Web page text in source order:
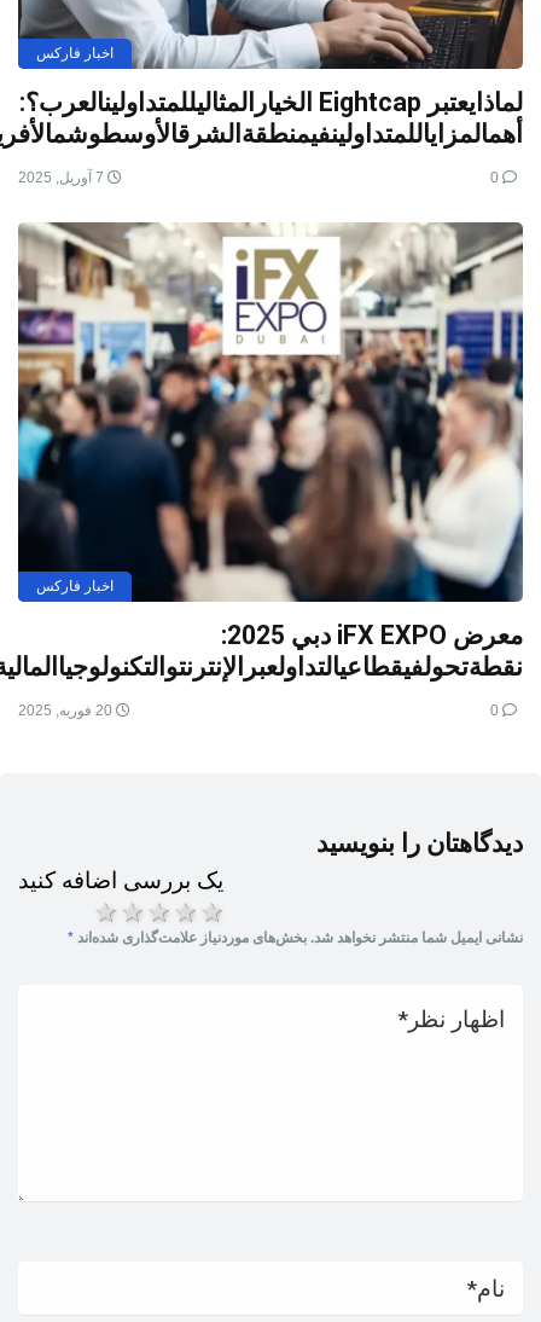
اخبار فارکس
لماذايعتبر Eightcap الخيارالمثاليللمتداولينالعرب؟:
اخبار فارکس
معرض iFX EXPO دبي 2025:
دیدگاهتان را بنویسید
یک بررسی اضافه کنید
5 ستاره 4 ستاره 3 ستاره 2 ستاره
نشانی ایمیل شما منتشر نخواهد شد. بخش‌های موردنیاز علامت‌گذاری شده‌اند *